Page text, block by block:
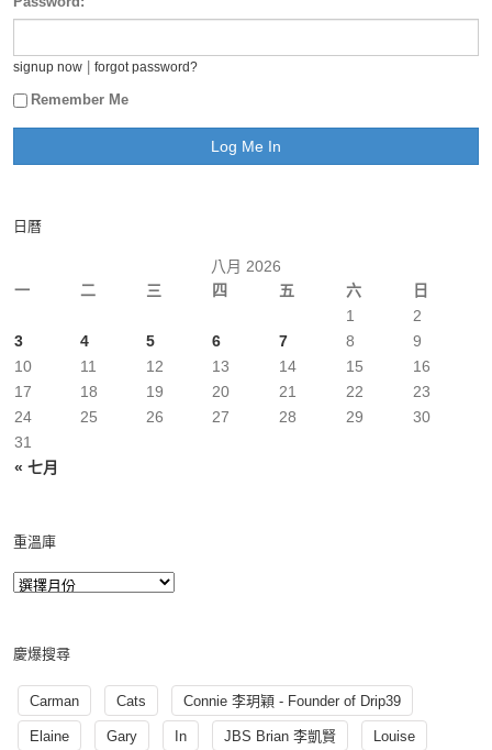
signup now forgot password?
Remember Me
日曆
八月 2026
一
二 三 四 五 六 日
« 七月
1
2
3
4 5 6 7 8
9
10
11 12 13 14 15
16
17
18 19 20 21 22
23
24
25 26 27 28 29
30
31
重溫庫
慶爆搜尋
Carman Cats Connie 李玥穎 - Founder of Drip39
Elaine Gary In JBS Brian 李凱賢 Louise